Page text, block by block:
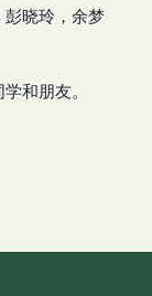
晓玲，余梦
和朋友。